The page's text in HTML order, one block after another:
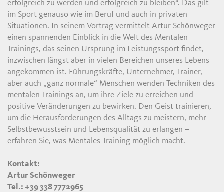
erfolgreich zu werden und erfolgreich zu bleiben“. Das gilt
im Sport genauso wie im Beruf und auch in privaten
Situationen. In seinem Vortrag vermittelt Artur Schönweger
einen spannenden Einblick in die Welt des Mentalen
Trainings, das seinen Ursprung im Leistungssport findet,
inzwischen längst aber in vielen Bereichen unseres Lebens
angekommen ist. Führungskräfte, Unternehmer, Trainer,
aber auch „ganz normale“ Menschen wenden Techniken des
mentalen Trainings an, um ihre Ziele zu erreichen und
positive Veränderungen zu bewirken. Den Geist trainieren,
um die Herausforderungen des Alltags zu meistern, mehr
Selbstbewusstsein und Lebensqualität zu erlangen –
erfahren Sie, was Mentales Training möglich macht.
Kontakt:
Artur Schönweger
Tel.: +39 338 7772965